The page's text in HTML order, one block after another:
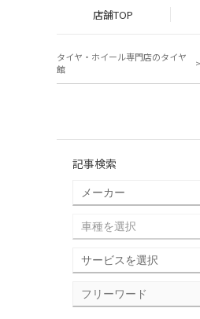
店舗TOP
タイヤ・ホイール専門店のタイヤ
館
記事検索